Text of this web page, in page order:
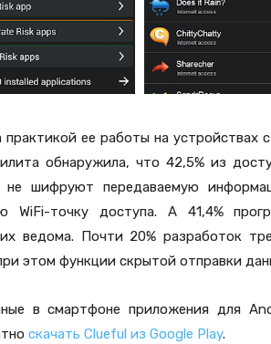
ее работы на устройствах
обнаружила, что 42,5% из
не шифруют передаваемую
WiFi-точку доступа. А 41,4%
ведома. Почти 20% разработок
этом функции скрытой отправки
в смартфоне приложения для
скачать Clueful из Google Play.